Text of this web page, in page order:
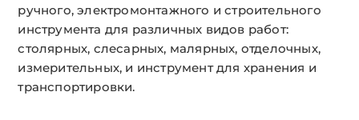
ручного, электромонтажного и строительного
инструмента для различных видов работ:
столярных, слесарных, малярных, отделочных,
измерительных, и инструмент для хранения и
транспортировки.